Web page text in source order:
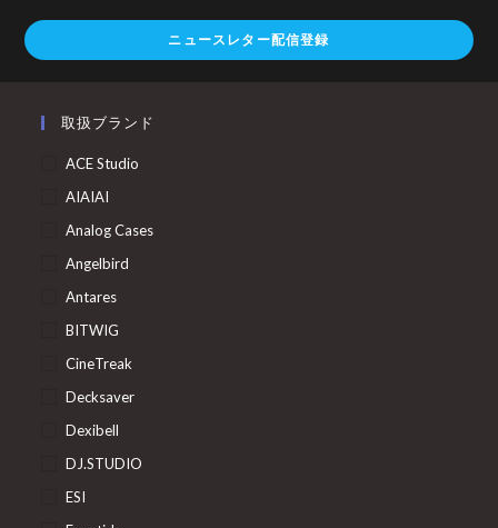
ニュースレター配信登録
取扱ブランド
ACE Studio
AIAIAI
Analog Cases
Angelbird
Antares
BITWIG
CineTreak
Decksaver
Dexibell
DJ.STUDIO
ESI